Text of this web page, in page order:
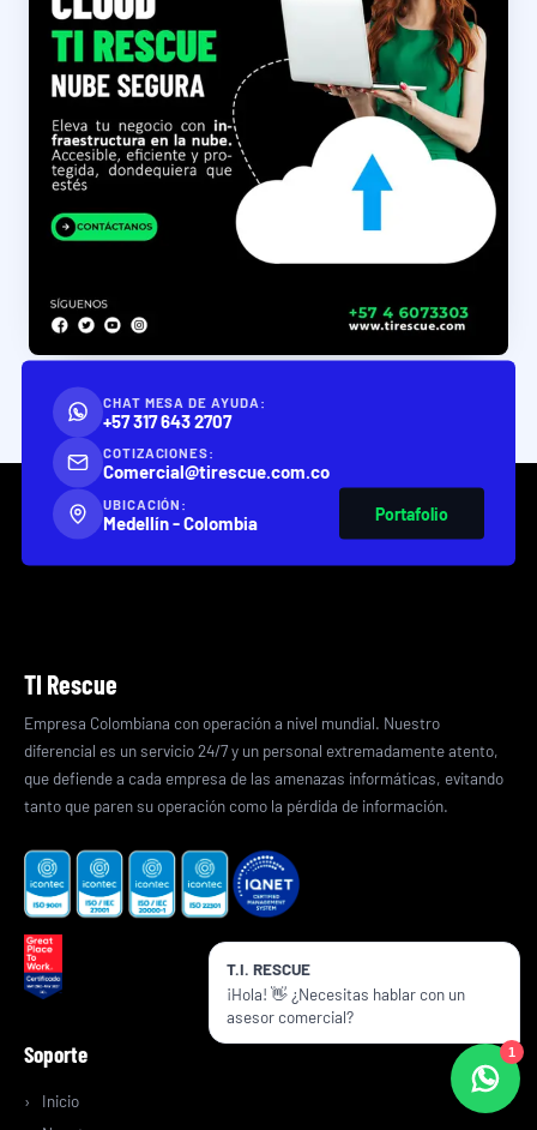
CHAT MESA DE AYUDA:
+57 317 643 2707
COTIZACIONES:
Comercial@tirescue.com.co
UBICACIÓN:
Medellín - Colombia Portafolio
TI Rescue
Empresa Colombiana con operación a nivel mundial. Nuestro
diferencial es un servicio 24/7 y un personal extremadamente atento,
que defiende a cada empresa de las amenazas informáticas, evitando
tanto que paren su operación como la pérdida de información.
Soporte
Inicio
T.I. RESCUE
¡Hola! 👋 ¿Necesitas hablar con un
asesor comercial?
1